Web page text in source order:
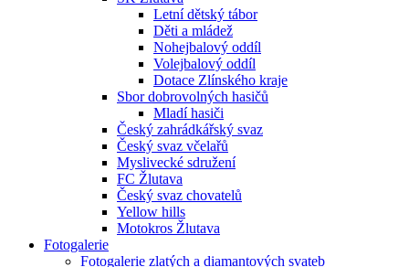
Letní dětský tábor
Děti a mládež
Nohejbalový oddíl
Volejbalový oddíl
Dotace Zlínského kraje
Sbor dobrovolných hasičů
Mladí hasiči
Český zahrádkářský svaz
Český svaz včelařů
Myslivecké sdružení
FC Žlutava
Český svaz chovatelů
Yellow hills
Motokros Žlutava
Fotogalerie
Fotogalerie zlatých a diamantových svateb